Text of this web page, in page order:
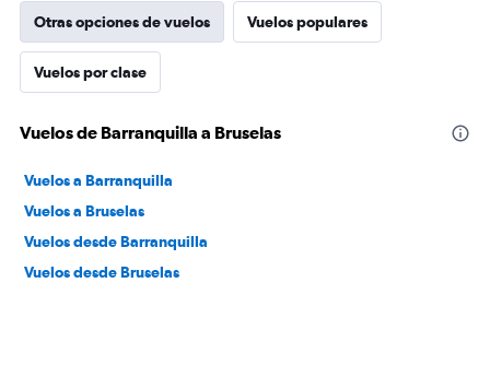
Otras opciones de vuelos Vuelos populares
Vuelos por clase
Vuelos de Barranquilla a Bruselas
Vuelos a Barranquilla
Vuelos a Bruselas
Vuelos desde Barranquilla
Vuelos desde Bruselas